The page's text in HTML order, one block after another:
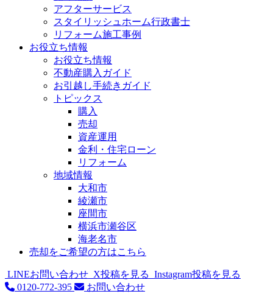
アフターサービス
スタイリッシュホーム行政書士
リフォーム施工事例
お役立ち情報
お役立ち情報
不動産購入ガイド
お引越し手続きガイド
トピックス
購入
売却
資産運用
金利・住宅ローン
リフォーム
地域情報
大和市
綾瀬市
座間市
横浜市瀬谷区
海老名市
売却をご希望の方はこちら
LINEお問い合わせ X投稿を見る Instagram投稿を見る
0120-772-395
お問い合わせ